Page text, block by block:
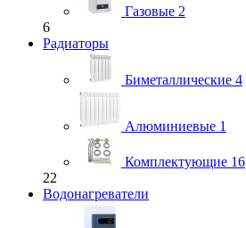
Газовые 2
6
Радиаторы
Биметаллические 4
Алюминиевые 1
Комплектующие 16
22
Водонагреватели